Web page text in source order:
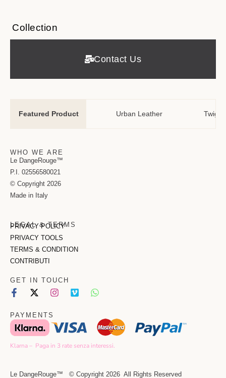
Collection
Contact Us
Featured Product
Wedding Tale Urban Leather
WHO WE ARE
Le DangeRouge™
P.I. 02556580021
© Copyright 2026
Made in Italy
LEGAL & TERMS
PRIVACY POLICY
PRIVACY TOOLS
TERMS & CONDITION
CONTRIBUTI
GET IN TOUCH
PAYMENTS
Klarna – Paga in 3 rate senza interessi.
Le DangeRouge™ © Copyright 2026 All Rights Reserved